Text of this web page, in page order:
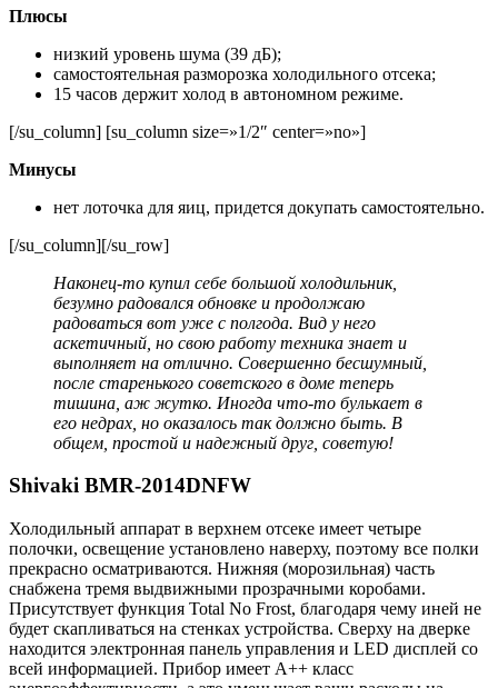
Плюсы
низкий уровень шума (39 дБ);
самостоятельная разморозка холодильного отсека;
15 часов держит холод в автономном режиме.
[/su_column] [su_column size=»1/2″ center=»no»]
Минусы
нет лоточка для яиц, придется докупать самостоятельно.
[/su_column][/su_row]
Наконец-то купил себе большой холодильник,
безумно радовался обновке и продолжаю
радоваться вот уже с полгода. Вид у него
аскетичный, но свою работу техника знает и
выполняет на отлично. Совершенно бесшумный,
после старенького советского в доме теперь
тишина, аж жутко. Иногда что-то булькает в
его недрах, но оказалось так должно быть. В
общем, простой и надежный друг, советую!
Shivaki BMR-2014DNFW
Холодильный аппарат в верхнем отсеке имеет четыре
полочки, освещение установлено наверху, поэтому все полки
прекрасно осматриваются. Нижняя (морозильная) часть
снабжена тремя выдвижными прозрачными коробами.
Присутствует функция Total No Frost, благодаря чему иней не
будет скапливаться на стенках устройства. Сверху на дверке
находится электронная панель управления и LED дисплей со
всей информацией. Прибор имеет А++ класс